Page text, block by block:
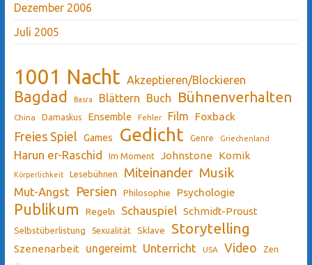
Dezember 2006
Juli 2005
1001 Nacht Akzeptieren/Blockieren
Bagdad Basra Blättern Buch Bühnenverhalten
China Damaskus Ensemble Fehler Film Foxback
Freies Spiel Games Gedicht Genre Griechenland
Harun er-Raschid Im Moment Johnstone Komik
Körperlichkeit Lesebühnen Miteinander Musik
Mut-Angst Persien Philosophie Psychologie
Publikum Regeln Schauspiel Schmidt-Proust
Selbstüberlistung Sexualität Sklave Storytelling
Szenenarbeit ungereimt Unterricht USA Video Zen